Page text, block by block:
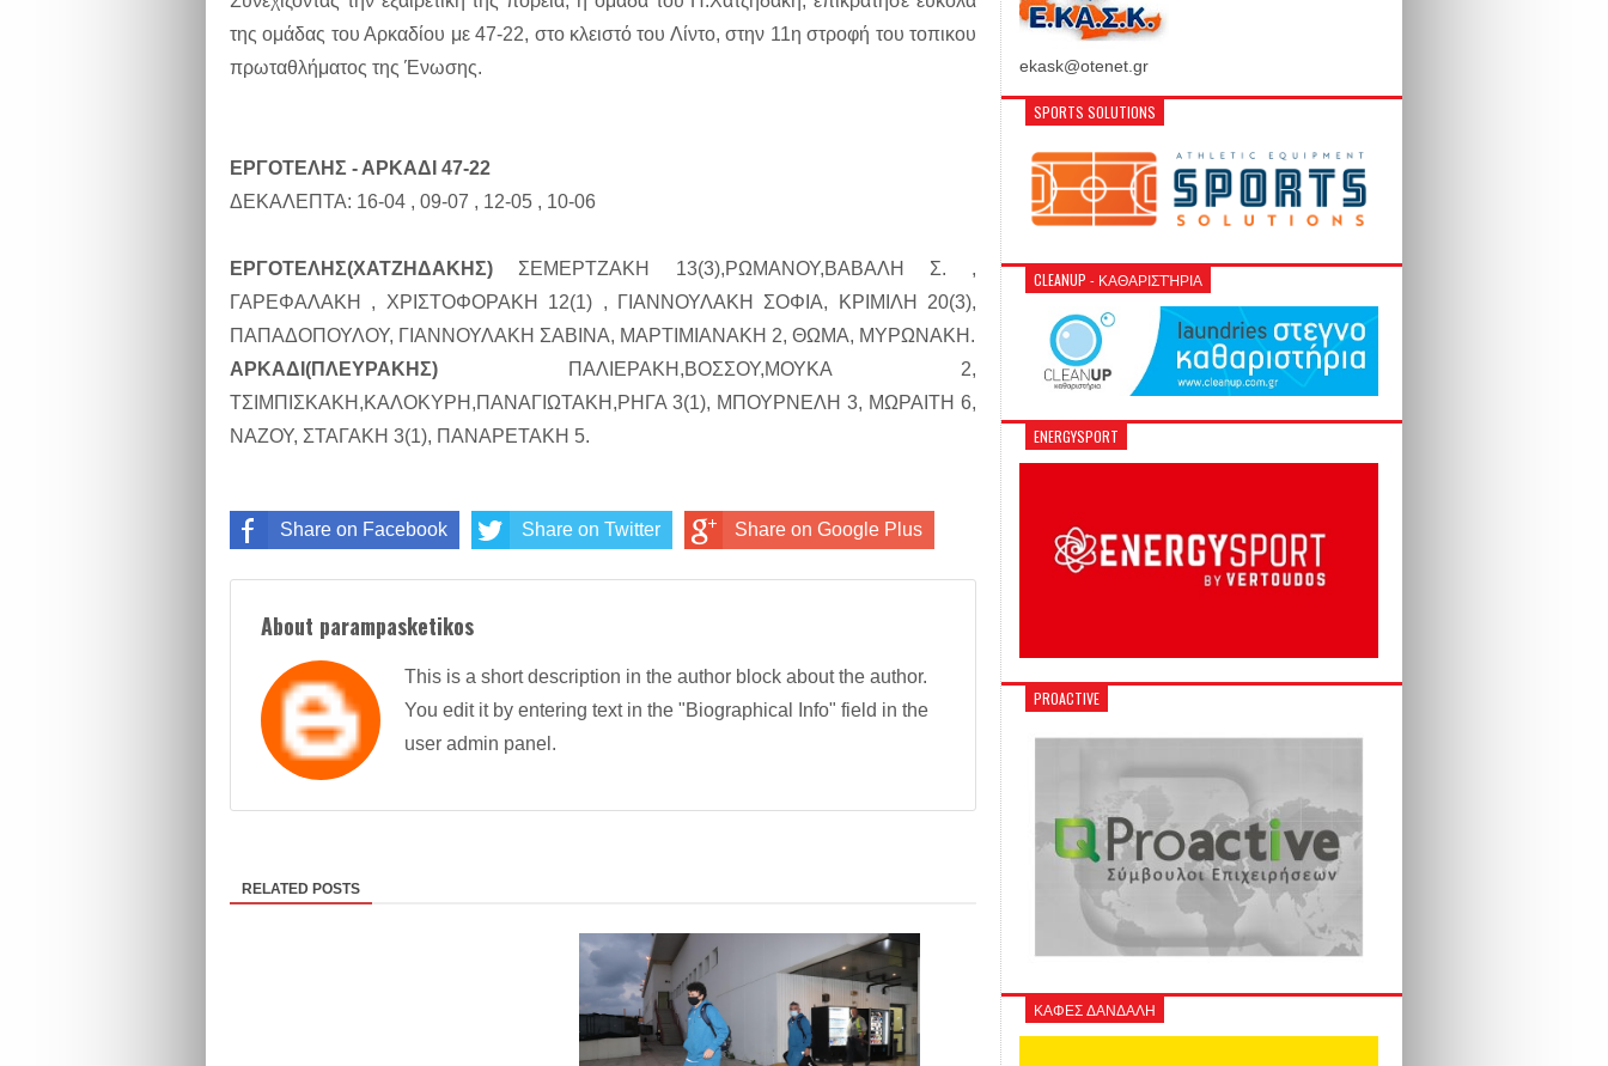
της ομάδας του Αρκαδίου με 47-22, στο κλειστό του Λίντο, στην 11η στροφή του τοπικου
πρωταθλήματος της Ένωσης.
ΕΡΓΟΤΕΛΗΣ - ΑΡΚΑΔΙ 47-22
ΔΕΚΑΛΕΠΤΑ: 16-04 , 09-07 , 12-05 , 10-06
ΕΡΓΟΤΕΛΗΣ(ΧΑΤΖΗΔΑΚΗΣ) ΣΕΜΕΡΤΖΑΚΗ 13(3),ΡΩΜΑΝΟΥ,ΒΑΒΑΛΗ Σ. ,
ΓΑΡΕΦΑΛΑΚΗ , ΧΡΙΣΤΟΦΟΡΑΚΗ 12(1) , ΓΙΑΝΝΟΥΛΑΚΗ ΣΟΦΙΑ, ΚΡΙΜΙΛΗ 20(3),
ΠΑΠΑΔΟΠΟΥΛΟΥ, ΓΙΑΝΝΟΥΛΑΚΗ ΣΑΒΙΝΑ, ΜΑΡΤΙΜΙΑΝΑΚΗ 2, ΘΩΜΑ, ΜΥΡΩΝΑΚΗ.
ΑΡΚΑΔΙ(ΠΛΕΥΡΑΚΗΣ) ΠΑΛΙΕΡΑΚΗ,ΒΟΣΣΟΥ,ΜΟΥΚΑ 2,
ΤΣΙΜΠΙΣΚΑΚΗ,ΚΑΛΟΚΥΡΗ,ΠΑΝΑΓΙΩΤΑΚΗ,ΡΗΓΑ 3(1), ΜΠΟΥΡΝΕΛΗ 3, ΜΩΡΑΙΤΗ 6,
ΝΑΖΟΥ, ΣΤΑΓΑΚΗ 3(1), ΠΑΝΑΡΕΤΑΚΗ 5.
Share on Facebook Share on Twitter Share on Google Plus
About parampasketikos
This is a short description in the author block about the author.
You edit it by entering text in the "Biographical Info" field in the
user admin panel.
RELATED POSTS
ekask@otenet.gr
SPORTS SOLUTIONS
CLEANUP - ΚΑΘΑΡΙΣΤΉΡΙΑ
ENERGYSPORT
PROACTIVE
ΚΑΦΕΣ ΔΑΝΔΑΛΗ